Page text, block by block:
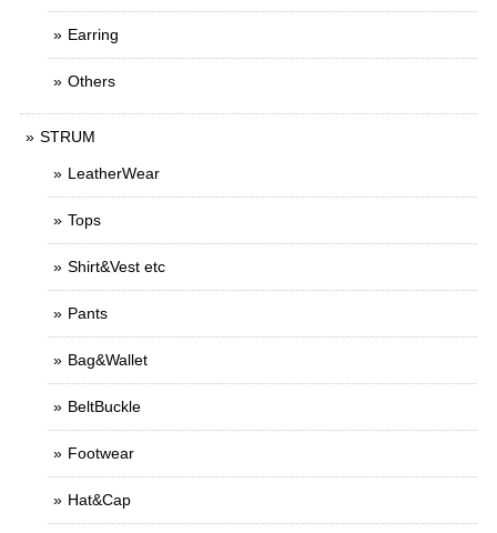
Earring
Others
STRUM
LeatherWear
Tops
Shirt&Vest etc
Pants
Bag&Wallet
BeltBuckle
Footwear
Hat&Cap